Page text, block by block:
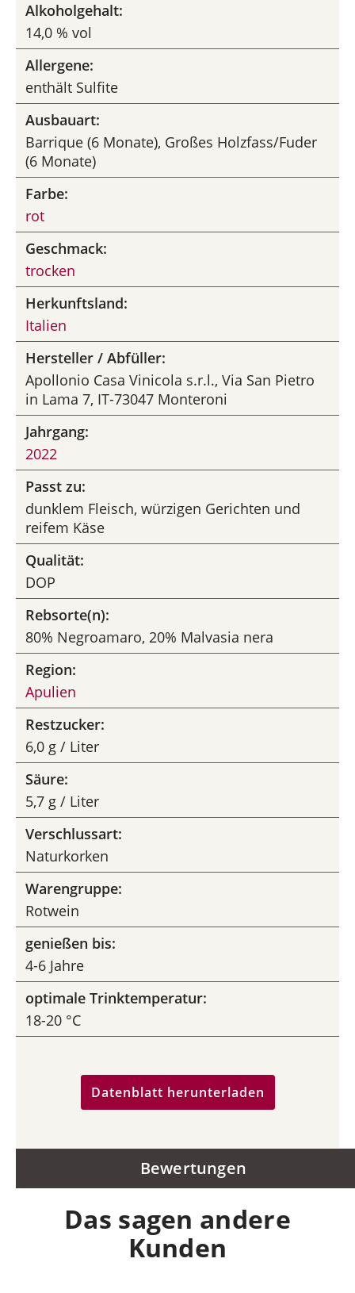
Alkoholgehalt:
14,0 % vol
Allergene:
enthält Sulfite
Ausbauart:
Barrique (6 Monate), Großes Holzfass/Fuder
(6 Monate)
Farbe:
rot
Geschmack:
trocken
Herkunftsland:
Italien
Hersteller / Abfüller:
Apollonio Casa Vinicola s.r.l., Via San Pietro
in Lama 7, IT-73047 Monteroni
Jahrgang:
2022
Passt zu:
dunklem Fleisch, würzigen Gerichten und
reifem Käse
Qualität:
DOP
Rebsorte(n):
80% Negroamaro, 20% Malvasia nera
Region:
Apulien
Restzucker:
6,0 g / Liter
Säure:
5,7 g / Liter
Verschlussart:
Naturkorken
Warengruppe:
Rotwein
genießen bis:
4-6 Jahre
optimale Trinktemperatur:
18-20 °C
Datenblatt herunterladen
Bewertungen
Das sagen andere
Kunden